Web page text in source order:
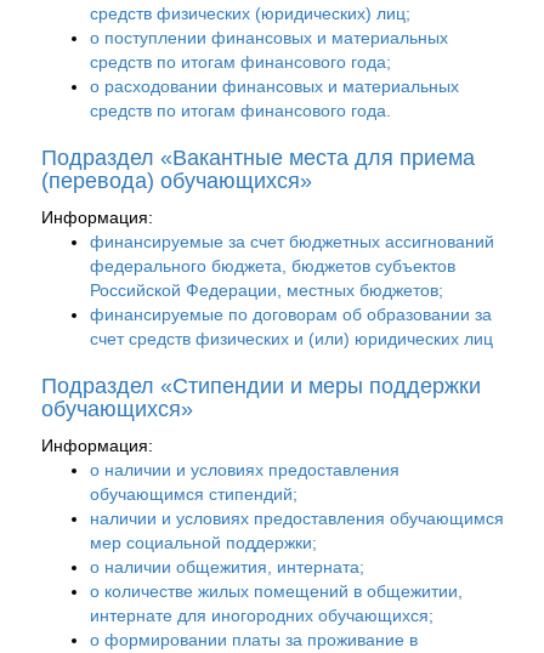
средств физических (юридических) лиц;
о поступлении финансовых и материальных
средств по итогам финансового года;
о расходовании финансовых и материальных
средств по итогам финансового года.
Подраздел «Вакантные места для приема
(перевода) обучающихся»
Информация:
финансируемые за счет бюджетных ассигнований
федерального бюджета, бюджетов субъектов
Российской Федерации, местных бюджетов;
финансируемые по договорам об образовании за
счет средств физических и (или) юридических лиц
Подраздел «Стипендии и меры поддержки
обучающихся»
Информация:
о наличии и условиях предоставления
обучающимся стипендий;
наличии и условиях предоставления обучающимся
мер социальной поддержки;
о наличии общежития, интерната;
о количестве жилых помещений в общежитии,
интернате для иногородних обучающихся;
о формировании платы за проживание в